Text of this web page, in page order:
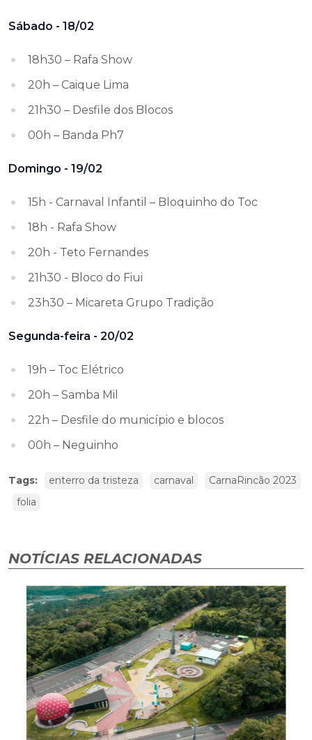
Sábado - 18/02
18h30 – Rafa Show
20h – Caique Lima
21h30 – Desfile dos Blocos
00h – Banda Ph7
Domingo - 19/02
15h - Carnaval Infantil – Bloquinho do Toc
18h - Rafa Show
20h - Teto Fernandes
21h30 - Bloco do Fiui
23h30 – Micareta Grupo Tradição
Segunda-feira - 20/02
19h – Toc Elétrico
20h – Samba Mil
22h – Desfile do município e blocos
00h – Neguinho
Tags: enterro da tristeza carnaval
CarnaRincão 2023
folia
NOTÍCIAS RELACIONADAS